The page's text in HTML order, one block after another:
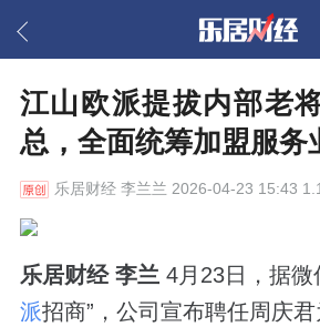
江山欧派提拔内部老
总，全面统筹加盟服务
乐居财经李兰兰 2026-04-23 15:43
乐居财经 李兰 4月23日，据微
派招商”，公司宣布聘任周庆